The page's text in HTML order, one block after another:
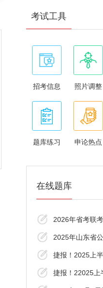
考试工具
招考信息 照片调整
题库练习 申论热点
在线题库
2025年山东省